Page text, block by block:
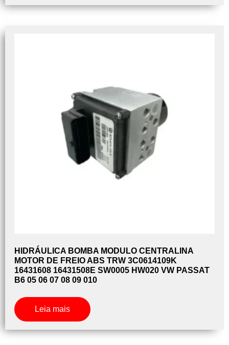
HIDRÁULICA BOMBA MODULO CENTRALINA
MOTOR DE FREIO ABS TRW 3C0614109K
16431608 16431508E SW0005 HW020 VW PASSAT
B6 05 06 07 08 09 010
Leia mais